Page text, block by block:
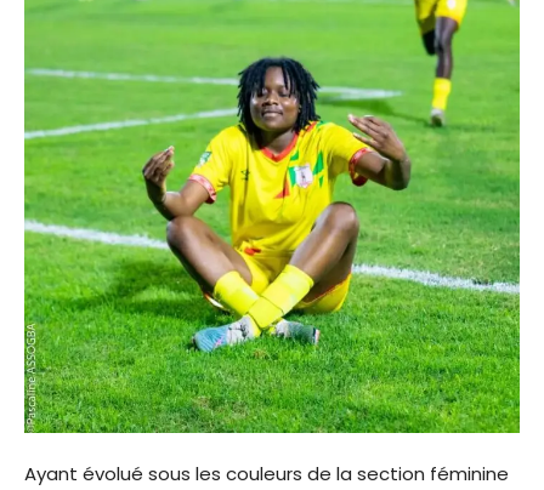
Ayant évolué sous les couleurs de la section féminine